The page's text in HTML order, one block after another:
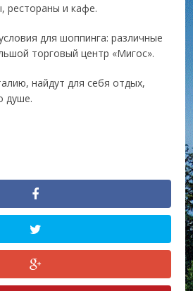
рестораны и кафе.
для шоппинга: различные
торговый центр «Мигос».
найдут для себя отдых,
душе.